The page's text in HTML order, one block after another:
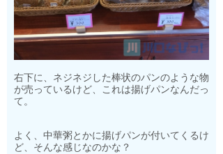
右下に、ネジネジした棒状のパンのような物
が売っているけど、これは揚げパンなんだっ
て。
よく、中華粥とかに揚げパンが付いてくるけ
ど、そんな感じなのかな？